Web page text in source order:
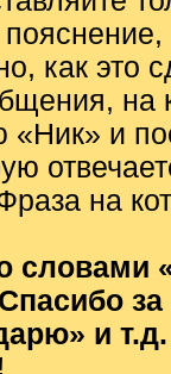
как это
на
«Ник» и
на
словами
за
и т.д.